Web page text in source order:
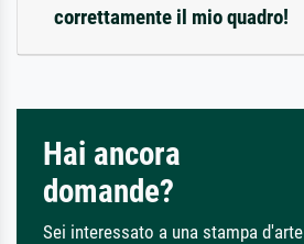
correttamente il mio quadro!
Hai ancora
domande?
Sei interessato a una stampa d'arte